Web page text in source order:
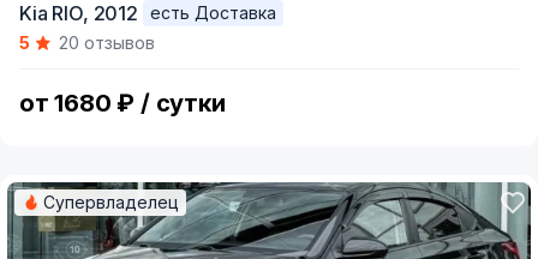
of
Kia RIO, 2012
есть Доставка
5
20 отзывов
от 1680 ₽ / сутки
Супервладелец